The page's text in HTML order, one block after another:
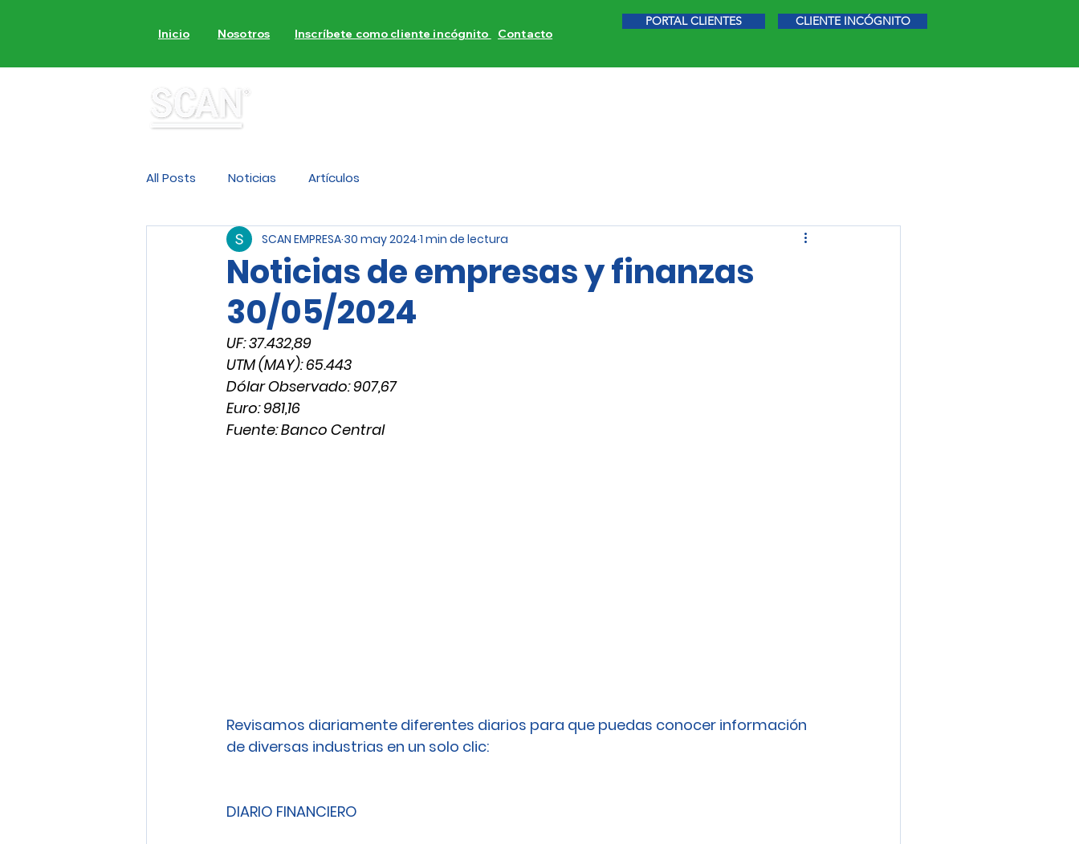
Inicio Nosotros Inscríbete como cliente incógnito Contacto
PORTAL CLIENTES CLIENTE INCÓGNITO
All Posts Noticias Artículos
Noticias de empresas y finanzas
30/05/2024
SCAN EMPRESA 30 may 2024 1 min de lectura
UF: 37.432,89
UTM (MAY): 65.443
Dólar Observado: 907,67
Euro: 981,16
Fuente: Banco Central
Revisamos diariamente diferentes diarios para que puedas conocer información
de diversas industrias en un solo clic:
DIARIO FINANCIERO